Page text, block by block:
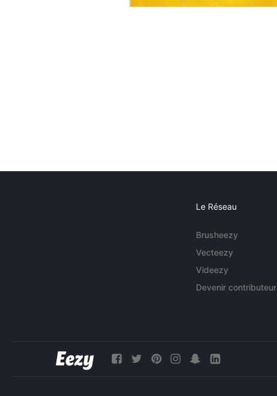
Le Réseau
Brusheezy
Vecteezy
Videezy
Devenir contributeur